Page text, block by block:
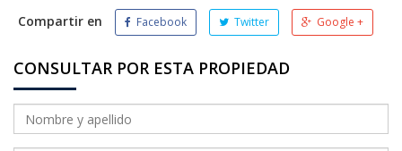
Compartir en
Facebook Twitter Google +
CONSULTAR POR ESTA PROPIEDAD